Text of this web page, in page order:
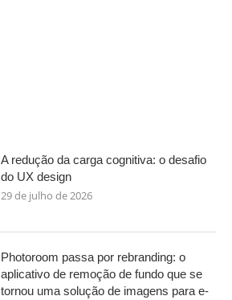
A redução da carga cognitiva: o desafio
do UX design
29 de julho de 2026
Photoroom passa por rebranding: o
aplicativo de remoção de fundo que se
tornou uma solução de imagens para e-